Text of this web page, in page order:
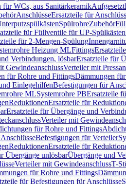
WCs, aus SanitärkeramikAufgesetzt
AnschlüsseErsatzteile für
SpülrohreZubehör
für Füllventile für UP-Spülkästen
für 2-Mengen-Spülung
Heizung MLFittings
Verbindungen, lösbarErsatzteile für
GewindeanschlussVerteiler mit
für Rohre und FittingsDämmungen
EinlegehilfenBefestigungen für
MLSystemrohre PBErsatzteile
ReduktionenErsatzteile für
Ersatzteile für Übergänge und
Verteiler mit
für Rohre und Fittings
Befestigungen für Verteiler
ReduktionenErsatzteile für
Übergänge unlösbarÜbergänge und
Verteiler mit GewindeanschlussT-
für Rohre und Fittings
für Befestigungen für Anschlüsse